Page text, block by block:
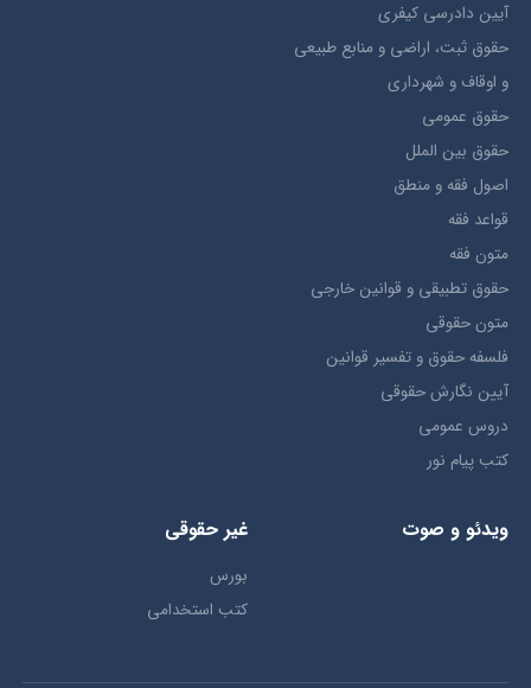
آيین دادرسی کیفری
حقوق ثبت، اراضي و منابع طبيعي
و اوقاف و شهرداری
حقوق عمومی
حقوق بين الملل
اصول فقه و منطق
قواعد فقه
متون فقه
حقوق تطبيقي و قوانین خارجی
متون حقوقي
فلسفه حقوق و تفسیر قوانین
آیین نگارش حقوقی
دروس عمومی
کتب پیام نور
ویدئو و صوت غیر حقوقی
بورس
کتب استخدامی